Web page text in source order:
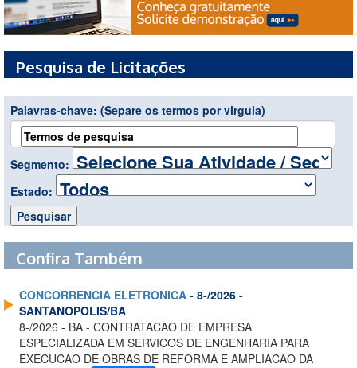
Pesquisa de Licitações
Palavras-chave: (Separe os termos por virgula)
Segmento:
Estado:
Confira Também
CONCORRENCIA ELETRONICA - 8-/2026 -
SANTANOPOLIS/BA
8-/2026 - BA - CONTRATACAO DE EMPRESA
ESPECIALIZADA EM SERVICOS DE ENGENHARIA PARA
EXECUCAO DE OBRAS DE REFORMA E AMPLIACAO DA